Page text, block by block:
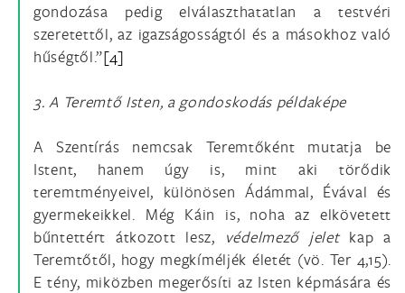
gondozása pedig elválaszthatatlan a testvéri
szeretettől, az igazságosságtól és a másokhoz való
hűségtől.”[4]
3. A Teremtő Isten, a gondoskodás példaképe
A Szentírás nemcsak Teremtőként mutatja be
Istent, hanem úgy is, mint aki törődik
teremtményeivel, különösen Ádámmal, Évával és
gyermekeikkel. Még Káin is, noha az elkövetett
bűntettért átkozott lesz, védelmező jelet kap a
Teremtőtől, hogy megkíméljék életét (vö. Ter 4,15).
E tény, miközben megerősíti az Isten képmására és